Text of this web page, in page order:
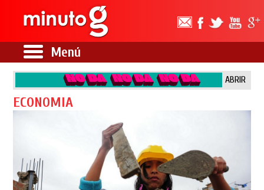
Menú
ABRIR
ECONOMIA